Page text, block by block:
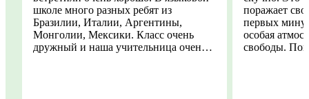
школе много разных ребят из
Бразилии, Италии, Аргентины,
Монголии, Мексики. Класс очень
дружный и наша учительница очень
поражает
первых
особая
свободы.